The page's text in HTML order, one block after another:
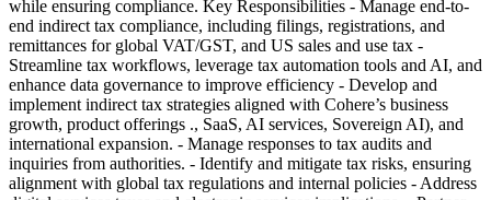
while ensuring compliance. Key Responsibilities - Manage end-to-
end indirect tax compliance, including filings, registrations, and
remittances for global VAT/GST, and US sales and use tax -
Streamline tax workflows, leverage tax automation tools and AI, and
enhance data governance to improve efficiency - Develop and
implement indirect tax strategies aligned with Cohere’s business
growth, product offerings ., SaaS, AI services, Sovereign AI), and
international expansion. - Manage responses to tax audits and
inquiries from authorities. - Identify and mitigate tax risks, ensuring
alignment with global tax regulations and internal policies - Address